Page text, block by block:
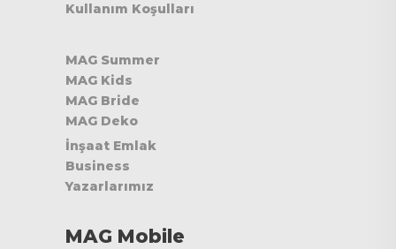
Kullanım Koşulları
MAG Summer
MAG Kids
MAG Bride
MAG Deko
İnşaat Emlak
Business
Yazarlarımız
MAG Mobile